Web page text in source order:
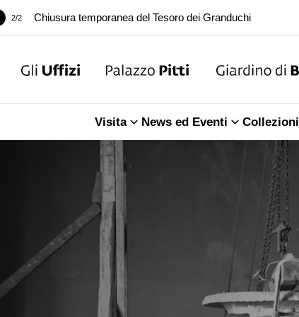
1/2 Palazzo Pitti. Temporanea chiusura della Sala dell'Iliade
Chiusura temporanea del Tesoro dei Granduchi
Visita News ed Eventi Collezioni